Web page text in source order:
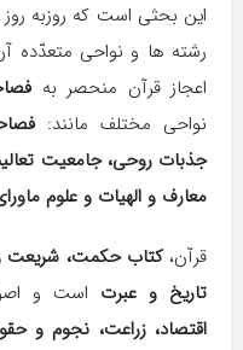
این بحثی است که روزبه روز
رشته ها و نواحی متعدّده
اعجاز قرآن منحصر به
نواحی مختلف مانند:
جذبات روحی، جامعیت
معارف و الهیات و علوم
قرآن،کتاب حکمت، شریعت و
تاریخ و عبرت است و